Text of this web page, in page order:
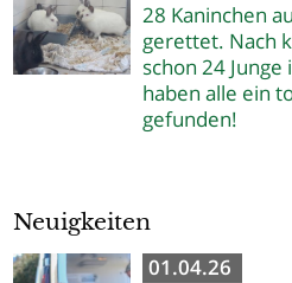
28 Kaninchen
gerettet. Nach
schon 24
haben alle ein
gefunden!
Neuigkeiten
01.04.26